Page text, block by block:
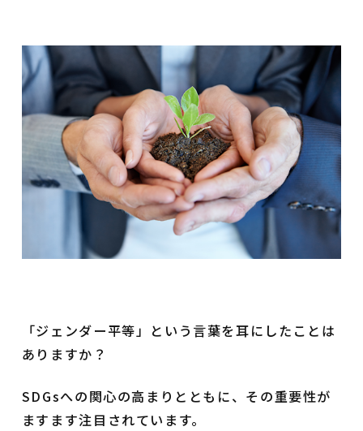
「ジェンダー平等」という言葉を耳にしたことは
ありますか？
SDGsへの関心の高まりとともに、その重要性が
ますます注目されています。